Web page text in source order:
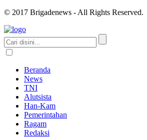
© 2017 Brigadenews - All Rights Reserved.
Beranda
News
TNI
Alutsista
Han-Kam
Pemerintahan
Ragam
Redaksi